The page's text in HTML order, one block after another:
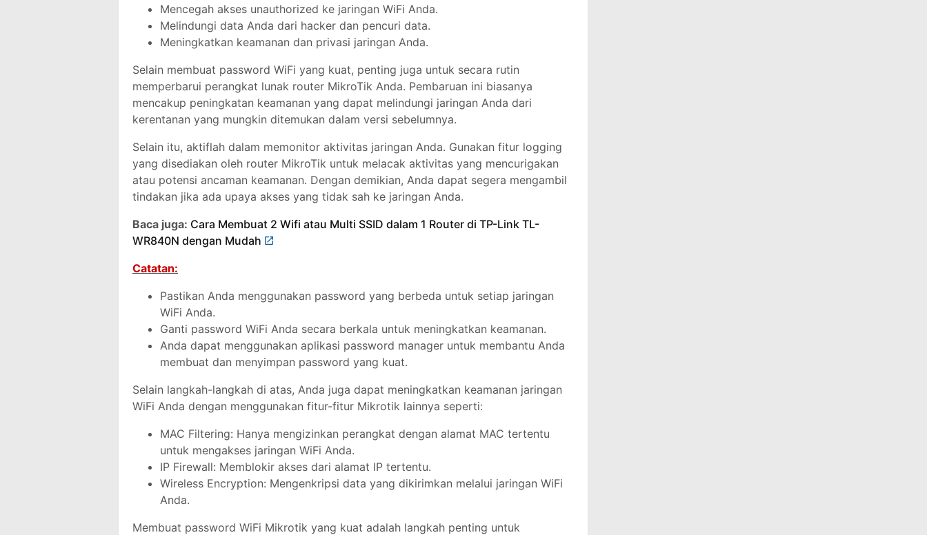
Mencegah akses unauthorized ke jaringan WiFi Anda.
Melindungi data Anda dari hacker dan pencuri data.
Meningkatkan keamanan dan privasi jaringan Anda.
Selain membuat password WiFi yang kuat, penting juga untuk secara rutin
memperbarui perangkat lunak router MikroTik Anda. Pembaruan ini biasanya
mencakup peningkatan keamanan yang dapat melindungi jaringan Anda dari
kerentanan yang mungkin ditemukan dalam versi sebelumnya.
Selain itu, aktiflah dalam memonitor aktivitas jaringan Anda. Gunakan fitur logging
yang disediakan oleh router MikroTik untuk melacak aktivitas yang mencurigakan
atau potensi ancaman keamanan. Dengan demikian, Anda dapat segera mengambil
tindakan jika ada upaya akses yang tidak sah ke jaringan Anda.
Baca juga: Cara Membuat 2 Wifi atau Multi SSID dalam 1 Router di TP-Link TL-
WR840N dengan Mudah
Catatan:
Pastikan Anda menggunakan password yang berbeda untuk setiap jaringan
WiFi Anda.
Ganti password WiFi Anda secara berkala untuk meningkatkan keamanan.
Anda dapat menggunakan aplikasi password manager untuk membantu Anda
membuat dan menyimpan password yang kuat.
Selain langkah-langkah di atas, Anda juga dapat meningkatkan keamanan jaringan
WiFi Anda dengan menggunakan fitur-fitur Mikrotik lainnya seperti:
MAC Filtering: Hanya mengizinkan perangkat dengan alamat MAC tertentu
untuk mengakses jaringan WiFi Anda.
IP Firewall: Memblokir akses dari alamat IP tertentu.
Wireless Encryption: Mengenkripsi data yang dikirimkan melalui jaringan WiFi
Anda.
Membuat password WiFi Mikrotik yang kuat adalah langkah penting untuk